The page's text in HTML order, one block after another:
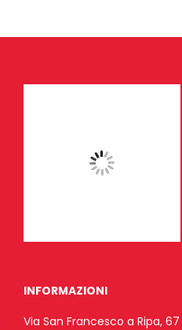
INFORMAZIONI
Via San Francesco a Ripa, 67